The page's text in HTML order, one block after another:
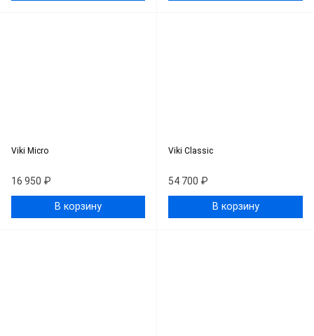
Viki Micro
16 950 ₽
В корзину
Viki Classic
54 700 ₽
В корзину